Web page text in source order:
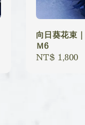
向日葵花束
Ｍ6
Regular
NT$ 1,800